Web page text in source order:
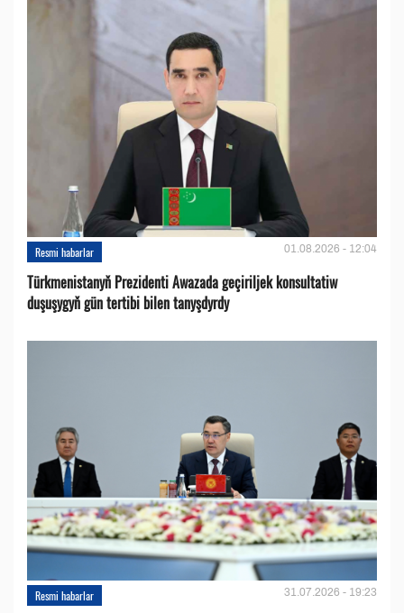
Resmi habarlar 01.08.2026 - 12:04
Türkmenistanyň Prezidenti Awazada geçiriljek konsultatiw
duşuşygyň gün tertibi bilen tanyşdyrdy
Resmi habarlar 31.07.2026 - 19:23